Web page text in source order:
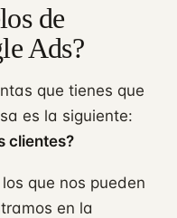
de
Ads?
que tienes que
es la siguiente:
clientes?
que nos pueden
en la